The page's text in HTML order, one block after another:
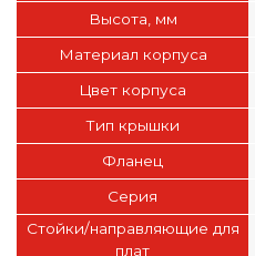
Высота, мм
Материал корпуса
Цвет корпуса
Тип крышки
Фланец
Серия
Стойки/направляющие для
плат